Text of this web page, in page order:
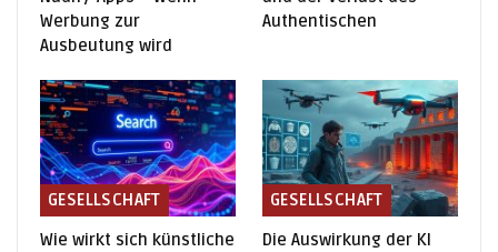
Werbung zur
Ausbeutung wird
Authentischen
GESELLSCHAFT
Wie wirkt sich künstliche
GESELLSCHAFT
Die Auswirkung der KI